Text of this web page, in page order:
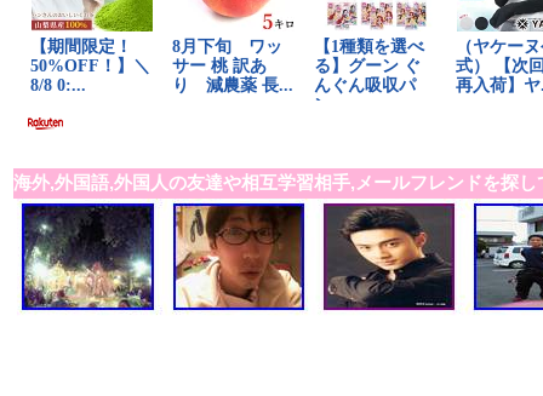
海外,外国語,外国人の友達や相互学習相手,メールフレンドを探し